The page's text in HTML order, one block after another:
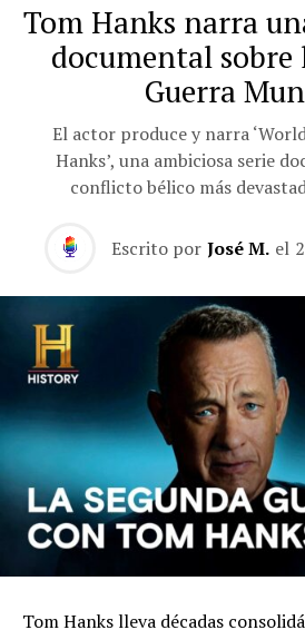
Tom Hanks narra
documental sobre
Guerra
El actor produce y narra
Hanks’, una ambiciosa serie
conflicto bélico más
Escrito por José M. el
Tom Hanks lleva décadas